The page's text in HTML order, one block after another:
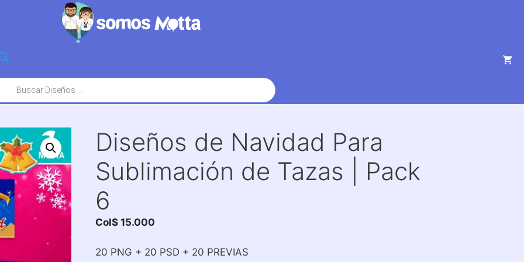
Diseños de Navidad Para
Sublimación de Tazas | Pack
6
Col$15.000
20 PNG + 20 PSD + 20 PREVIAS